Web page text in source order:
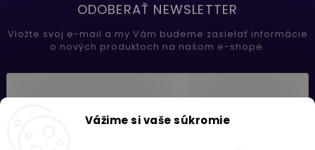
Vážime si vaše súkromie
ODOBERAŤ NEWSLETTER
Vložte svoj e-mail a my Vám budeme zasielať informácie
o nových produktoch na našom e-shope.